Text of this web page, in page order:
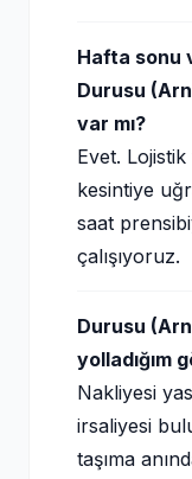
Hafta sonu
Durusu
var mı?
Evet.
kesintiye
saat
çalışıyoruz.
Durusu
yolladığım
Nakliyesi
irsaliyesi
taşıma